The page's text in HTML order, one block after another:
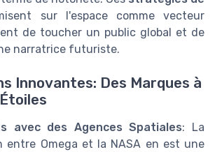
sur l'espace comme vecteur
de toucher un public global et de
narratrice futuriste.
Innovantes: Des Marques à
avec des Agences Spatiales: La
entre Omega et la NASA en est une